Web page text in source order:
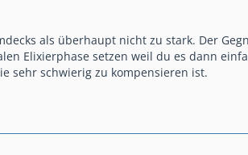
als überhaupt nicht zu stark. Der
Elixierphase setzen weil du es dann
sehr schwierig zu kompensieren ist.